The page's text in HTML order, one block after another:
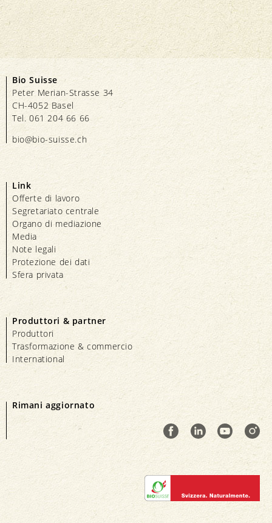
Bio Suisse
Peter Merian-Strasse 34
CH-4052 Basel
Tel. 061 204 66 66
bio@bio-suisse.ch
Link
Offerte di lavoro
Segretariato centrale
Organo di mediazione
Media
Note legali
Protezione dei dati
Sfera privata
Produttori & partner
Produttori
Trasformazione & commercio
International
Rimani aggiornato